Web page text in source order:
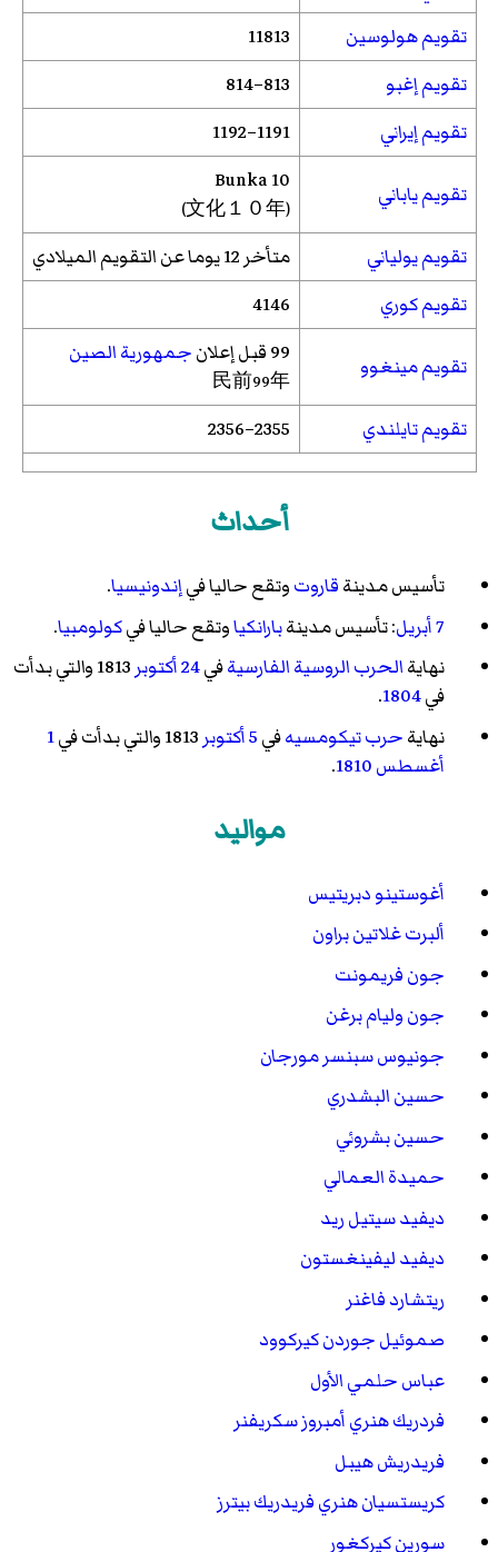
تقويم هولوسين
11813
تقويم إغبو
813–814
تقويم إيراني
1191–1192
تقويم ياباني Bunka10
(文化１０年)
تقويم يولياني
متأخر 12 يوما عن التقويم الميلادي
تقويم كوري
4146
تقويم مينغوو 99 قبل إعلان جمهورية الصين
民前99年
تقويم تايلندي 2355–2356
أحداث
تأسيس مدينةقاروتوتقع حاليا فيإندونيسيا.
7 أبريل
: تأسيس مدينةبارانكياوتقع حاليا فيكولومبيا.
نهايةالحرب الروسية الفارسيةفي24 أكتوبر
1813 والتي بدأت
في1804
.
نهايةحرب تيكومسيهفي5 أكتوبر
1
أغسطس1810
.
مواليد
أغوستينو دبريتيس
ألبرت غلاتين براون
جون فريمونت
جون وليام برغن
جونيوس سبنسر مورجان
حسين البشدري
حسين بشروئي
حميدة العمالي
ديفيد سيتيل ريد
ديفيد ليفينغستون
ريتشارد فاغنر
صموئيل جوردن كيركوود
عباس حلمي الأول
فردريك هنري أمبروز سكريفنر
فريدريش هيبل
كريستسيان هنري فريدريك بيترز
سورين كيركغور